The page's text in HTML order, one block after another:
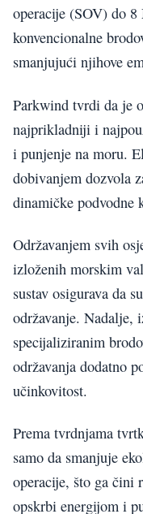
operacije (SOV) do
konvencionalne
smanjujući njihove
Parkwind tvrdi da je
najprikladniji i
i punjenje na moru.
dobivanjem dozvola
dinamičke podvodne
Održavanjem svih
izloženih morskim
sustav osigurava da
održavanje. Nadalje,
specijaliziranim
održavanja dodatno
učinkovitost.
Prema tvrdnjama
samo da smanjuje
operacije, što ga čini
opskrbi energijom i